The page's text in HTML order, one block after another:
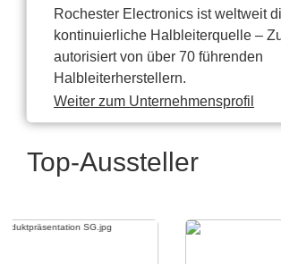
Rochester Electronics ist weltweit
kontinuierliche Halbleiterquelle –
autorisiert von über 70 führenden
Halbleiterherstellern.
Weiter zum Unternehmensprofil
Top-Aussteller